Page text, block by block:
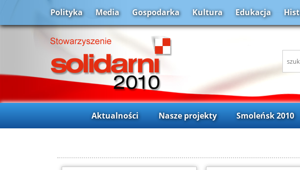
Polityka Media Gospodarka Kultura Edukacja
Aktualności Nasze projekty Smoleńsk 2010